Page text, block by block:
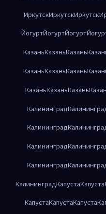
ИркутскИркутскИркутск
ЙогуртЙогуртЙогурт
КазаньКазаньКазань
КазаньКазаньКазань
КазаньКазаньКазань
Калининград
Калининград
Калининград
Калининград
КалининградКапустаКапуста
КапустаКапустаКапуста